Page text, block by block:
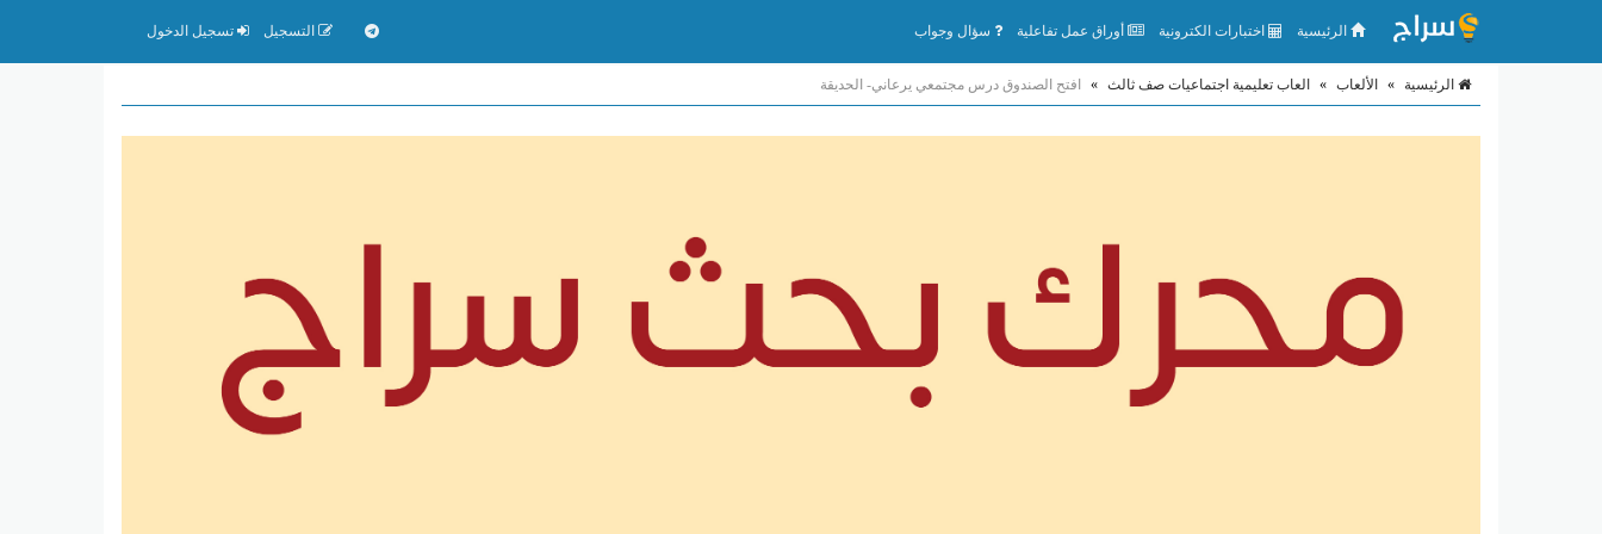
الرئيسية اختبارات الكترونية أوراق عمل تفاعلية سؤال وجواب التسجيل تسجيل الدخول
الرئيسية » الألعاب » العاب تعليمية اجتماعيات صف ثالث » افتح الصندوق درس مجتمعي يرعاني- الحديقة